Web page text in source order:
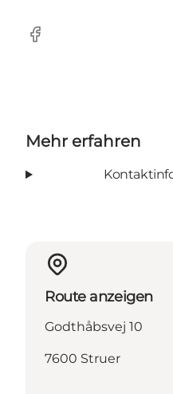
Facebook
Mehr erfahren
Route anzeigen
Godthåbsvej 10
7600 Struer